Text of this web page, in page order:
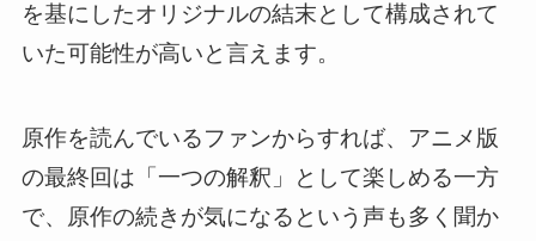
を基にしたオリジナルの結末として構成されて
いた可能性が高いと言えます。
原作を読んでいるファンからすれば、アニメ版
の最終回は「一つの解釈」として楽しめる一方
で、原作の続きが気になるという声も多く聞か